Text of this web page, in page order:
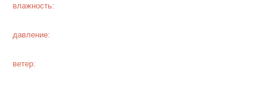
влажность:
давление:
ветер: